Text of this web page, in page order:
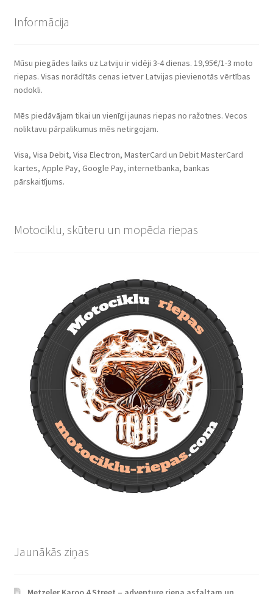
Informācija
Mūsu piegādes laiks uz Latviju ir vidēji 3-4 dienas. 19,95€/1-3 moto
riepas. Visas norādītās cenas ietver Latvijas pievienotās vērtības
nodokli.
Mēs piedāvājam tikai un vienīgi jaunas riepas no ražotnes. Vecos
noliktavu pārpalikumus mēs netirgojam.
Visa, Visa Debit, Visa Electron, MasterCard un Debit MasterCard
kartes, Apple Pay, Google Pay, internetbanka, bankas
pārskaitījums.
Motociklu, skūteru un mopēda riepas
Jaunākās ziņas